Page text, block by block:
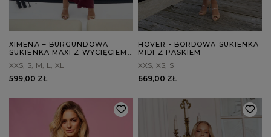
XIMENA – BURGUNDOWA
SUKIENKA MAXI Z WYCIĘCIEM I
XXS S M L XL
599,00 ZŁ
HOVER - BORDOWA SUKIENKA
MIDI Z PASKIEM
XXS XS S
669,00 ZŁ